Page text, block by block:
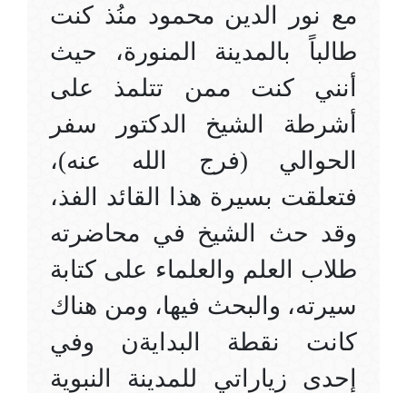
مع نور الدين محمود منُذ كنت
طالباً بالمدينة المنورة، حيث
أنني كنت ممن تتلمذ على
أشرطة الشيخ الدكتور سفر
الحوالي (فرج الله عنه)،
فتعلقت بسيرة هذا القائد الفذ،
وقد حث الشيخ في محاضرته
طلاب العلم والعلماء على كتابة
سيرته، والبحث فيها، ومن هناك
كانت نقطة البدايةن وفي
إحدى زياراتي للمدينة النبوية